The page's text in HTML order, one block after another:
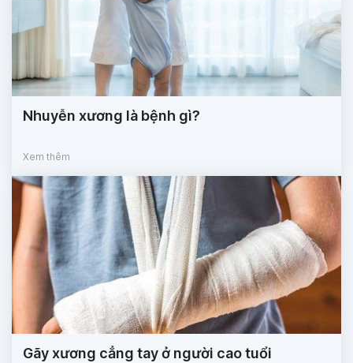
Nhuyễn xương là bệnh gì?
Xem thêm
Gãy xương cẳng tay ở người cao tuổi